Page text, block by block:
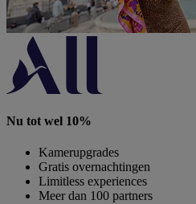
Nu tot wel 10%
Kamerupgrades
Gratis overnachtingen
Limitless experiences
Meer dan 100 partners